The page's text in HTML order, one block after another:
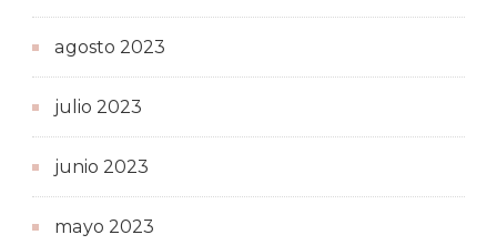
agosto 2023
julio 2023
junio 2023
mayo 2023